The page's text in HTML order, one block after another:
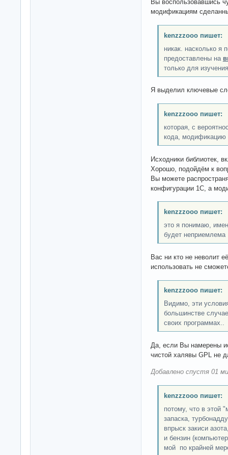
Вы воспользовавшись
модификациям
kenzzzooo пишет:
никак. насколько я
предоставлены на
только для изучения
Я выделил ключевые
kenzzzooo пишет:
которая, с
кода, модификацию
Исходники библиотек,
Хорошо, подойдём к
Вы можете
конфигурации 1С, а
kenzzzooo пишет:
это я понимаю,
будет неприемлема
Вас ни кто не неволит
использовать не
kenzzzooo пишет:
Видимо, эти
большинстве
своих программах..
Да, если Вы намерены
чистой халявы GPL не
Добавлено спустя 01
kenzzzooo пишет:
потому, что в этой
запаска,
впрыск закиси
и бензин
мой по крайней